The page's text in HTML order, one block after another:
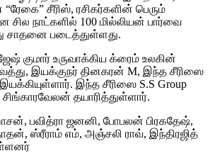
சீரிஸ், ரசிகர்களின் பெரும்
சில நாட்களில் 100 மில்லியன் பார்வை
சாதனை படைத்துள்ளது.
குமார் உருவாக்கிய க்ரைம் உலகின்
இயக்குநர் தினகரன் M, இந்த சீரிஸை
இயக்கியுள்ளார். இந்த சீரிஸை S.S Group
சிங்காரவேலன் தயாரித்துள்ளார்.
பவித்ரா ஜனனி, போபலன் பிரகதேஷ்,
ஸ்ரீராம் எம், அஞ்சலி ராவ், இந்திரஜித்